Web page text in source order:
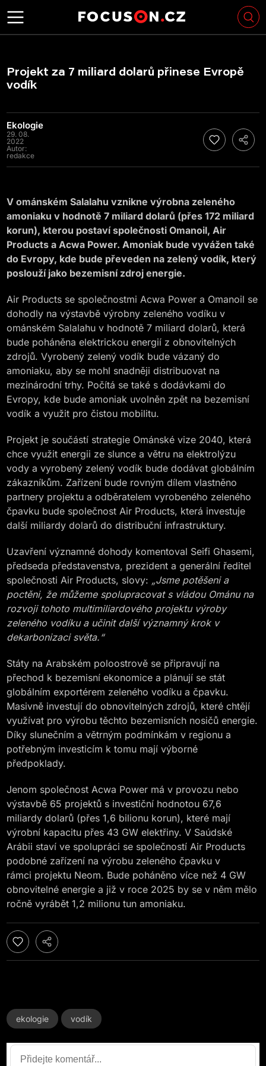
Projekt za 7 miliard dolarů přinese Evropě
vodík
Ekologie
29. 08.
2022
Autor:
redakce
V ománském Salalahu vznikne výrobna zeleného
amoniaku v hodnotě 7 miliard dolarů (přes 172 miliard
korun), kterou postaví společnosti Omanoil, Air
Products a Acwa Power. Amoniak bude vyvážen také
do Evropy, kde bude převeden na zelený vodík, který
poslouží jako bezemisní zdroj energie.
Air Products se společnostmi Acwa Power a Omanoil se
dohodly na výstavbě výrobny zeleného vodíku v
ománském Salalahu v hodnotě 7 miliard dolarů, která
bude poháněna elektrickou energií z obnovitelných
zdrojů. Vyrobený zelený vodík bude vázaný do
amoniaku, aby se mohl snadněji distribuovat na
mezinárodní trhy. Počítá se také s dodávkami do
Evropy, kde bude amoniak uvolněn zpět na bezemisní
vodík a využit pro čistou mobilitu.
Projekt je součástí strategie Ománské vize 2040, která
chce využit energii ze slunce a větru na elektrolýzu
vody a vyrobený zelený vodík bude dodávat globálním
zákazníkům. Zařízení bude rovným dílem vlastněno
partnery projektu a odběratelem vyrobeného zeleného
čpavku bude společnost Air Products, která investuje
další miliardy dolarů do distribuční infrastruktury.
Uzavření významné dohody komentoval Seifi Ghasemi,
předseda představenstva, prezident a generální ředitel
společnosti Air Products, slovy: „Jsme potěšeni a
poctěni, že můžeme spolupracovat s vládou Ománu na
rozvoji tohoto multimiliardového projektu výroby
zeleného vodíku a učinit další významný krok v
dekarbonizaci světa.“
Státy na Arabském poloostrově se připravují na
přechod k bezemisní ekonomice a plánují se stát
globálním exportérem zeleného vodíku a čpavku.
Masivně investují do obnovitelných zdrojů, které chtějí
využívat pro výrobu těchto bezemisních nosičů energie.
Díky slunečním a větrným podmínkám v regionu a
potřebným investicím k tomu mají výborné
předpoklady.
Jenom společnost Acwa Power má v provozu nebo
výstavbě 65 projektů s investiční hodnotou 67,6
miliardy dolarů (přes 1,6 bilionu korun), které mají
výrobní kapacitu přes 43 GW elektřiny. V Saúdské
Arábii staví ve spolupráci se společností Air Products
podobné zařízení na výrobu zeleného čpavku v
rámci projektu Neom. Bude poháněno více než 4 GW
obnovitelné energie a již v roce 2025 by se v něm mělo
ročně vyrábět 1,2 milionu tun amoniaku.
ekologie vodík